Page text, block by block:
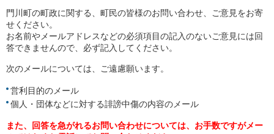
門川町の町政に関する、町民の皆様のお問い合わせ、ご意見をお寄
せください。
お名前やメールアドレスなどの必須項目の記入のないご意見には回
答できませんので、必ず記入してください。
次のメールについては、ご遠慮願います。
営利目的のメール
個人・団体などに対する誹謗中傷の内容のメール
また、回答を急がれるお問い合わせについては、お手数ですがメー